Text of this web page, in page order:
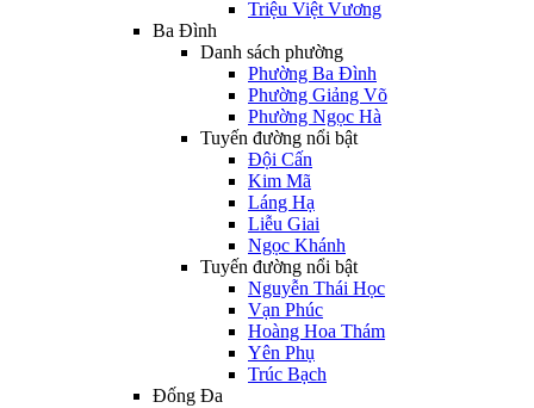
Triệu Việt Vương
Ba Đình
Danh sách phường
Phường Ba Đình
Phường Giảng Võ
Phường Ngọc Hà
Tuyến đường nổi bật
Đội Cấn
Kim Mã
Láng Hạ
Liễu Giai
Ngọc Khánh
Tuyến đường nổi bật
Nguyễn Thái Học
Vạn Phúc
Hoàng Hoa Thám
Yên Phụ
Trúc Bạch
Đống Đa